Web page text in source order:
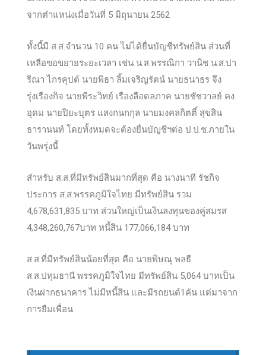
จากตำแหน่งเมื่อวันที่ 5 มิถุนายน 2562
ทั้งนี้มี ส.ส.จำนวน 10 คน ไม่ได้ยื่นบัญชีทรัพย์สิน ส่วนที่
เหลือขอขยายระยะเวลา เช่น น.ส.พรรณิกา วานิช น.ส.ปา
รีณา ไกรคุปต์ นายพิธา ลิ้มเจริญรัตน์ นายธนาธร จึง
รุ่งเรืองกิจ นายพีระวิทย์ เรืองลือดลภาค นายชัชวาลย์ คง
อุดม นายปิยะบุตร แสงกนกกุล นายมงคลกิตติ์ สุขสิน
ธารานนท์ โดยทั้งหมดจะต้องยื่นบัญชีฯต่อ ป.ป.ช.ภายใน
วันพรุ่งนี้
สำหรับ ส.ส.ที่มีทรัพย์สินมากที่สุด คือ นางนาที รัชกิจ
ประการ ส.ส.พรรคภูมิใจไทย มีทรัพย์สิน รวม
4,678,631,835 บาท ส่วนใหญ่เป็นเงินลงทุนของคู่สมรส
4,348,260,767บาท หนี้สิน 177,066,184 บาท
ส.ส.ที่มีทรัพย์สินน้อยที่สุด คือ นายพิษณุ พลธี
ส.ส.ปทุมธานี พรรคภูมิใจไทย มีทรัพย์สิน 5,064 บาทเป็น
เงินฝากธนาคาร ไม่มีหนี้สิน และมีรถยนต์1คัน แต่มาจาก
การยืมเพื่อน